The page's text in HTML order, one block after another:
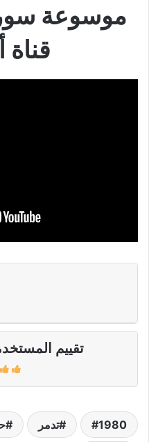
موسوعة
قناة
تقييم
1980 تدمر